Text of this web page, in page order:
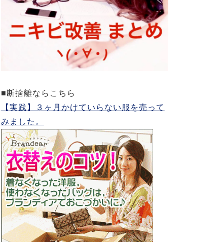
■断捨離ならこちら
【実践】３ヶ月かけていらない服を売って
みました。